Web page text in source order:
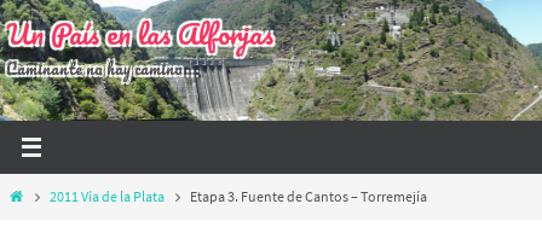
Ir
al
contenido
Un País en las Alforjas
Caminante no hay camino...
Inicio2011 Vía de la Plata Etapa 3. Fuente de Cantos – Torremejía